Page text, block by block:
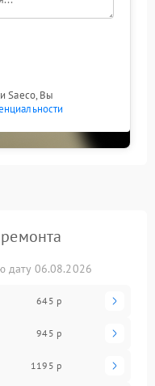
Saeco, Вы
дату 06.08.2026
645 р
945 р
1195 р